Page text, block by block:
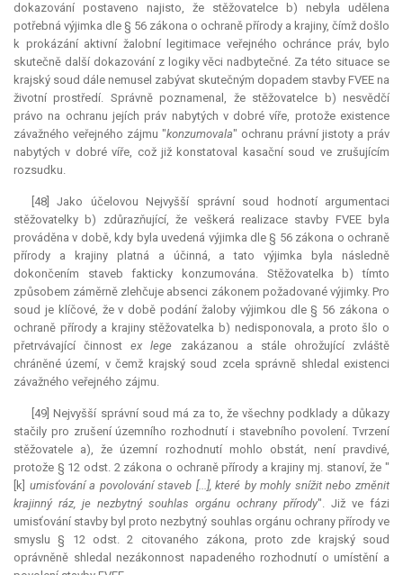
dokazování postaveno najisto, že stěžovatelce b) nebyla udělena
potřebná výjimka dle § 56 zákona o ochraně přírody a krajiny, čímž došlo
k prokázání aktivní žalobní legitimace veřejného ochránce práv, bylo
skutečně další dokazování z logiky věci nadbytečné. Za této situace se
krajský soud dále nemusel zabývat skutečným dopadem stavby FVEE na
životní prostředí. Správně poznamenal, že stěžovatelce b) nesvědčí
právo na ochranu jejích práv nabytých v dobré víře, protože existence
závažného veřejného zájmu "konzumovala" ochranu právní jistoty a práv
nabytých v dobré víře, což již konstatoval kasační soud ve zrušujícím
rozsudku.
[48] Jako účelovou Nejvyšší správní soud hodnotí argumentaci
stěžovatelky b) zdůrazňující, že veškerá realizace stavby FVEE byla
prováděna v době, kdy byla uvedená výjimka dle § 56 zákona o ochraně
přírody a krajiny platná a účinná, a tato výjimka byla následně
dokončením staveb fakticky konzumována. Stěžovatelka b) tímto
způsobem záměrně zlehčuje absenci zákonem požadované výjimky. Pro
soud je klíčové, že v době podání žaloby výjimkou dle § 56 zákona o
ochraně přírody a krajiny stěžovatelka b) nedisponovala, a proto šlo o
přetrvávající činnostex lege zakázanou a stále ohrožující zvláště
chráněné území, v čemž krajský soud zcela správně shledal existenci
závažného veřejného zájmu.
[49] Nejvyšší správní soud má za to, že všechny podklady a důkazy
stačily pro zrušení územního rozhodnutí i stavebního povolení. Tvrzení
stěžovatele a), že územní rozhodnutí mohlo obstát, není pravdivé,
protože § 12 odst. 2 zákona o ochraně přírody a krajiny mj. stanoví, že "
[k] umisťování a povolování staveb [...], které by mohly snížit nebo změnit
krajinný ráz, je nezbytný souhlas orgánu ochrany přírody". Již ve fázi
umisťování stavby byl proto nezbytný souhlas orgánu ochrany přírody ve
smyslu § 12 odst. 2 citovaného zákona, proto zde krajský soud
oprávněně shledal nezákonnost napadeného rozhodnutí o umístění a